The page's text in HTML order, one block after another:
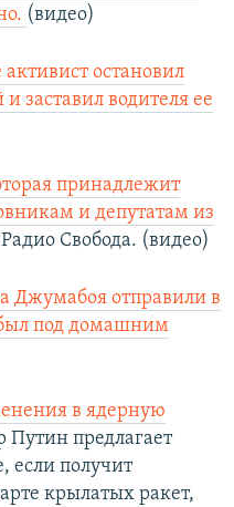
(видео)
остановил
заставил водителя ее
принадлежит
и депутатам из
Свобода. (видео)
Джумабоя отправили в
под домашним
в ядерную
Путин предлагает
если получит
крылатых ракет,